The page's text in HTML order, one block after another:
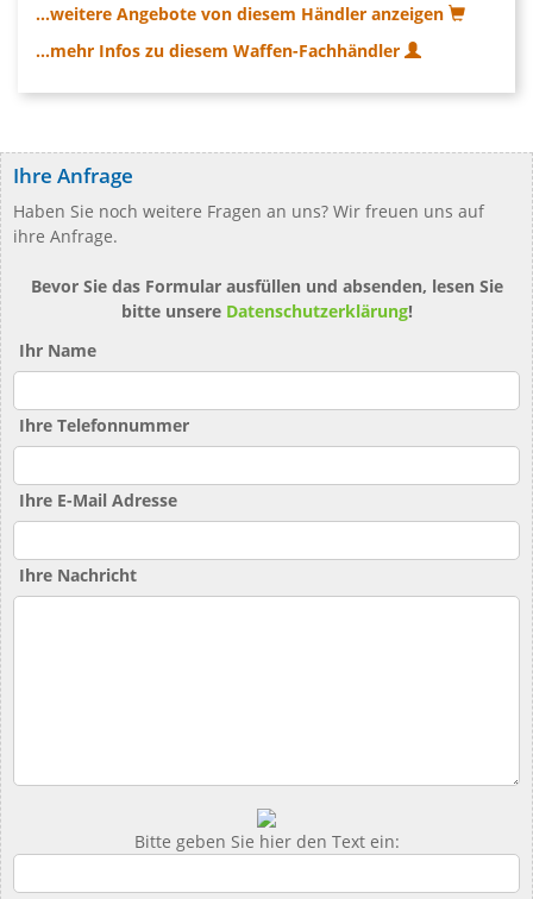
...weitere Angebote von diesem Händler anzeigen
...mehr Infos zu diesem Waffen-Fachhändler
Ihre Anfrage
Haben Sie noch weitere Fragen an uns? Wir freuen uns auf
ihre Anfrage.
Bevor Sie das Formular ausfüllen und absenden, lesen Sie
bitte unsere Datenschutzerklärung!
Ihr Name
Ihre Telefonnummer
Ihre E-Mail Adresse
Ihre Nachricht
Bitte geben Sie hier den Text ein: